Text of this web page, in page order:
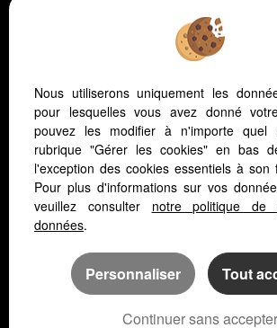
Vichy (03200)
Cusset (03300)
Creuzier Le Vieux (03300)
Le Vernet (03200)
Abrest (03200)
Espinasse Vozelle (03110)
Saint Germain Des Fosses (03260)
Nous utiliserons uniquement les
pour lesquelles vous avez donné
pouvez les modifier à n'importe quel
rubrique "Gérer les cookies" en bas
l'exception des cookies essentiels à son
Pour plus d'informations sur vos
veuillez consulter notre politique de
données.
Personnaliser Tout
Continuer sans accepter